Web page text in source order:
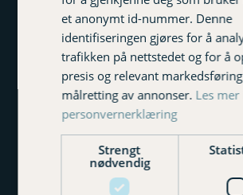
Etternavn
E-postadresse
Du kan når som helst melde deg av
ved å klikke på "meld av" nederst i e-
et anonymt id-nummer. Denne
identifiseringen gjøres for å
trafikken på nettstedet og for å
presis og relevant
målretting av annonser. Les
personvernerklæring
Strengt
nødvendig